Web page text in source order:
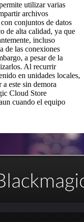
utilizar varias
archivos
conjuntos de datos
de alta calidad, ya que
incluso
de las conexiones
a pesar de la
Al recurrir
en unidades locales,
este sin demora
Cloud Store
cuando el equipo